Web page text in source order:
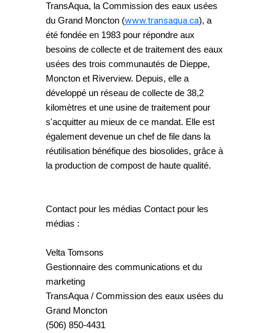
TransAqua, la Commission des eaux usées
du Grand Moncton (www.transaqua.ca), a
été fondée en 1983 pour répondre aux
besoins de collecte et de traitement des eaux
usées des trois communautés de Dieppe,
Moncton et Riverview. Depuis, elle a
développé un réseau de collecte de 38,2
kilomètres et une usine de traitement pour
s'acquitter au mieux de ce mandat. Elle est
également devenue un chef de file dans la
réutilisation bénéfique des biosolides, grâce à
la production de compost de haute qualité.
Contact pour les médias Contact pour les
médias :
Velta Tomsons
Gestionnaire des communications et du
marketing
TransAqua / Commission des eaux usées du
Grand Moncton
(506) 850-4431